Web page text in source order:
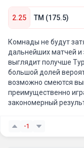
2.25 ТМ (175.5)
Комнады не будут
дальнейших матчей и
выглядит получше
большой долей
возможно смеются
преимущественно
закономерный
-1